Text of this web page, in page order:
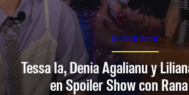
SPOILER SHOW
Tessa Ia, Denia Agalianu y
en Spoiler Show con